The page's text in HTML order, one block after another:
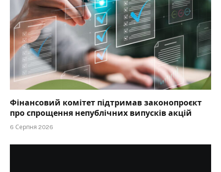
Фінансовий комітет підтримав законопроєкт
про спрощення непублічних випусків акцій
6 Серпня 2026